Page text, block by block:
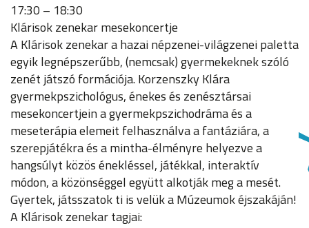
17:30 – 18:30
Klárisok zenekar mesekoncertje
A Klárisok zenekar a hazai népzenei-világzenei paletta
egyik legnépszerűbb, (nemcsak) gyermekeknek szóló
zenét játszó formációja. Korzenszky Klára
gyermekpszichológus, énekes és zenésztársai
mesekoncertjein a gyermekpszichodráma és a
meseterápia elemeit felhasználva a fantáziára, a
szerepjátékra és a mintha-élményre helyezve a
hangsúlyt közös énekléssel, játékkal, interaktív
módon, a közönséggel együtt alkotják meg a mesét.
Gyertek, játsszatok ti is velük a Múzeumok éjszakáján!
A Klárisok zenekar tagjai: